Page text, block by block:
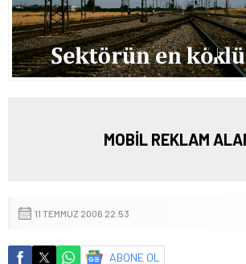
MOBİL REKLAM
11 TEMMUZ 2006 22:53
ABONE OL